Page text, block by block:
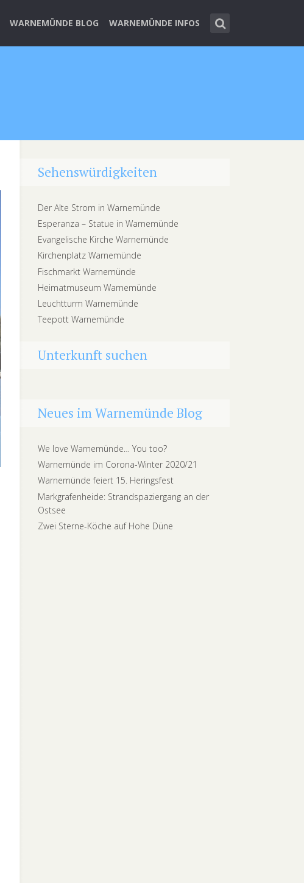
WARNEMÜNDE BLOG WARNEMÜNDE INFOS
Sehenswürdigkeiten
Der Alte Strom in Warnemünde
Esperanza – Statue in Warnemünde
Evangelische Kirche Warnemünde
Kirchenplatz Warnemünde
Fischmarkt Warnemünde
Heimatmuseum Warnemünde
Leuchtturm Warnemünde
Teepott Warnemünde
Unterkunft suchen
Neues im Warnemünde Blog
We love Warnemünde… You too?
Warnemünde im Corona-Winter 2020/21
Warnemünde feiert 15. Heringsfest
Markgrafenheide: Strandspaziergang an der
Ostsee
Zwei Sterne-Köche auf Hohe Düne